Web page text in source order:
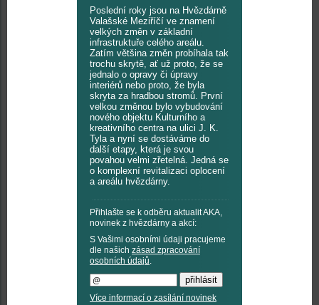
Poslední roky jsou na Hvězdárně
Valašské Meziříčí ve znamení
velkých změn v základní
infrastruktuře celého areálu.
Zatím většina změn probíhala tak
trochu skrytě, ať už proto, že se
jednalo o opravy či úpravy
interiérů nebo proto, že byla
skryta za hradbou stromů. První
velkou změnou bylo vybudování
nového objektu Kulturního a
kreativního centra na ulici J. K.
Tyla a nyní se dostáváme do
další etapy, která je svou
povahou velmi zřetelná. Jedná se
o komplexní revitalizaci oplocení
a areálu hvězdárny.
Přihlašte se k odběru aktualit AKA,
novinek z hvězdárny a akcí:
S Vašimi osobními údaji pracujeme
dle našich zásad zpracování
osobních údajů.
Více informací o zasílání novinek